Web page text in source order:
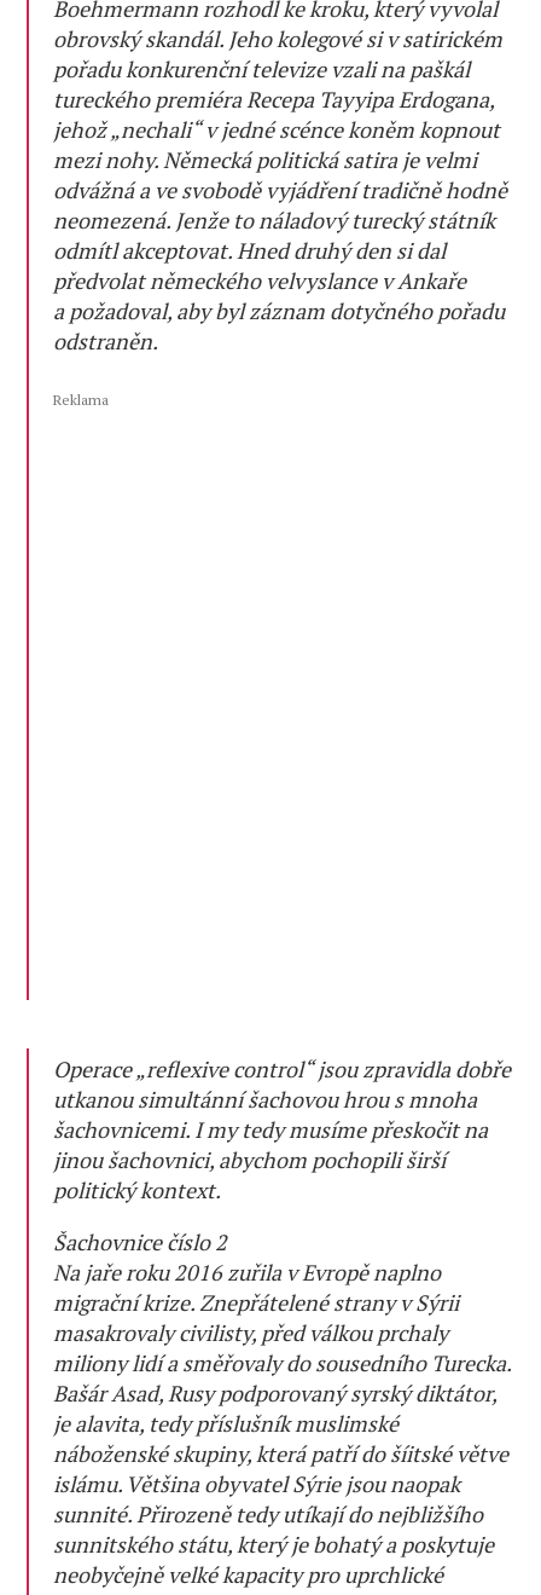
Boehmermann rozhodl ke kroku, který vyvolal
obrovský skandál. Jeho kolegové si v satirickém
pořadu konkurenční televize vzali na paškál
tureckého premiéra Recepa Tayyipa Erdogana,
jehož „nechali“ v jedné scénce koněm kopnout
mezi nohy. Německá politická satira je velmi
odvážná a ve svobodě vyjádření tradičně hodně
neomezená. Jenže to náladový turecký státník
odmítl akceptovat. Hned druhý den si dal
předvolat německého velvyslance v Ankaře
a požadoval, aby byl záznam dotyčného pořadu
odstraněn.
Reklama
Operace „reflexive control“ jsou zpravidla dobře
utkanou simultánní šachovou hrou s mnoha
šachovnicemi. I my tedy musíme přeskočit na
jinou šachovnici, abychom pochopili širší
politický kontext.
Šachovnice číslo 2
Na jaře roku 2016 zuřila v Evropě naplno
migrační krize. Znepřátelené strany v Sýrii
masakrovaly civilisty, před válkou prchaly
miliony lidí a směřovaly do sousedního Turecka.
Bašár Asad, Rusy podporovaný syrský diktátor,
je alavita, tedy příslušník muslimské
náboženské skupiny, která patří do šíitské větve
islámu. Většina obyvatel Sýrie jsou naopak
sunnité. Přirozeně tedy utíkají do nejbližšího
sunnitského státu, který je bohatý a poskytuje
neobyčejně velké kapacity pro uprchlické